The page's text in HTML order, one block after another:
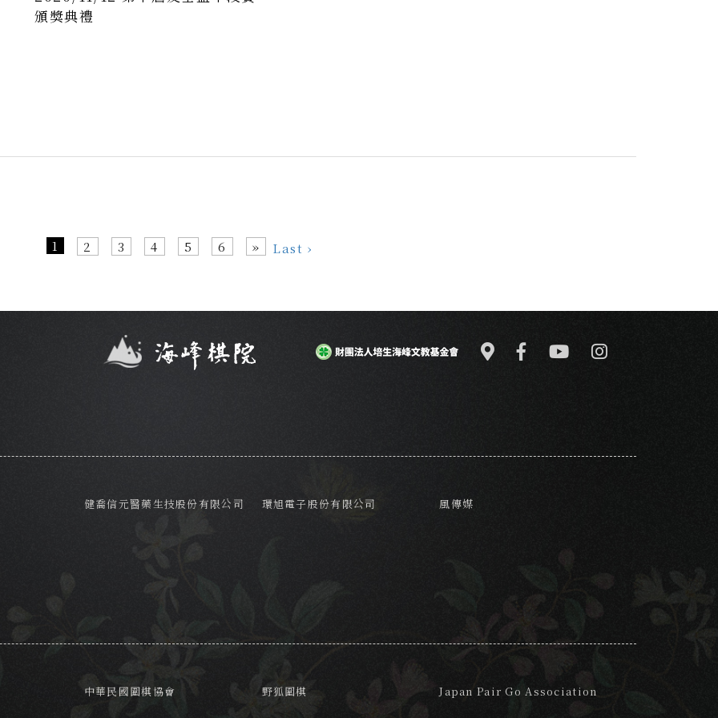
頒獎典禮
1 2 3 4 5 6 » Last ›
健喬信元醫藥生技股份有限公司 環旭電子股份有限公司 風傳媒
中華民國圍棋協會 野狐圍棋 Japan Pair Go Association